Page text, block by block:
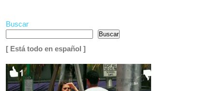
Buscar
Buscar
[ Está todo en español ]